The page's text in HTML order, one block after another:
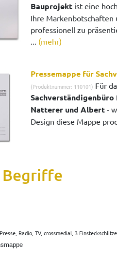
Bauprojektist eine
Ihre
professionell zu
... (mehr)
Pressemappe für
(Produktnummer: 110101) Für
Natterer und Albert-
Design diese Mappe
Radio, TV, crossmedial, 3